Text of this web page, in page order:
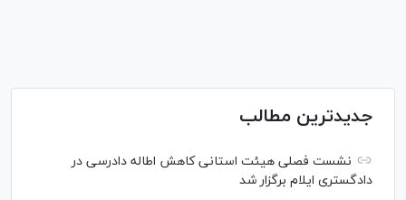
جدیدترین مطالب
نشست فصلی هیئت استانی کاهش اطاله دادرسی در
دادگستری ایلام برگزار شد